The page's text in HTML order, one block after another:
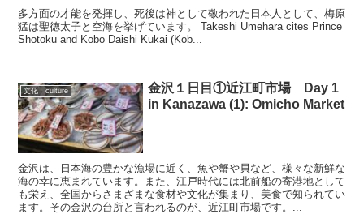
多方面の才能を発揮し、死後は神として敬われた日本人として、梅原
猛は聖徳太子と空海を挙げています。 Takeshi Umehara cites Prince
Shotoku and Kōbō Daishi Kukai (Kōb...
文化 culture
金沢１日目①近江町市場 Day 1
in Kanazawa (1): Omicho Market
金沢は、日本海の豊かな漁場に近く、魚や蟹や貝など、様々な新鮮な
海の幸に恵まれています。また、江戸時代には北前船の寄港地として
も栄え、全国からさまざまな食材や文化が集まり、美食で知られてい
ます。その金沢の台所と言われるのが、近江町市場です。...